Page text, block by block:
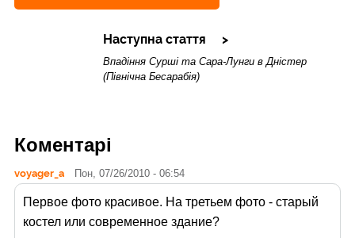
Наступна стаття
Впадіння Сурші та Сара-Лунги в Дністер
(Північна Бесарабія)
Коментарі
voyager_a Пон, 07/26/2010 - 06:54
Первое фото красивое. На третьем фото - старый
костел или современное здание?